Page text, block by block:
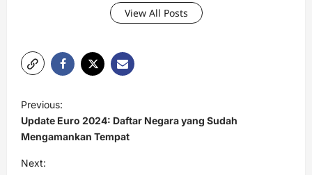
View All Posts
o
s
t
Previous:
Update Euro 2024: Daftar Negara yang Sudah
Mengamankan Tempat
Next: